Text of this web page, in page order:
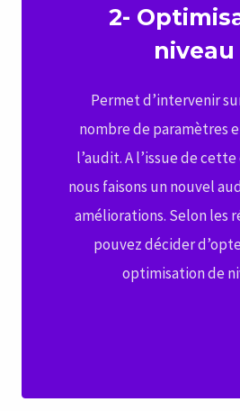
2-
niveau
Permet d’intervenir
nombre de paramètres
l’audit. A l’issue de
nous faisons un nouvel
améliorations. Selon les
pouvez décider
optimisation de